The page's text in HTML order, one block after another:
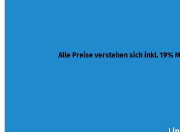
Alle Preise verstehen sich inkl. 19%